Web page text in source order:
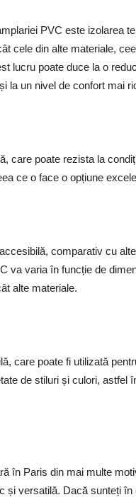
PVC este izolarea
cele din alte materiale,
lucru poate duce la o
la un nivel de confort mai
care poate rezista la
ce o face o opțiune
comparativ cu
va varia în funcție de
alte materiale.
care poate fi utilizată
de stiluri și culori, astfel
în Paris din mai multe
și versatilă. Dacă sunteți